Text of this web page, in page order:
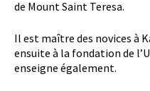
de Mount Saint Teresa.
Il est maître des novices à
ensuite à la fondation de
enseigne également.